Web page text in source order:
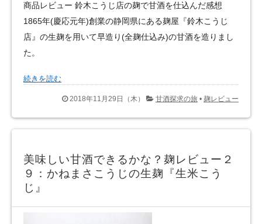
商品レビュー 鈴木こうじ店の麹で甘酒を仕込んだ感想
1865年(慶応元年)創業の静岡県にある麹屋『鈴木こうじ
店』の生麹を用いて早造り(全麹仕込み)の甘酒を造りまし
た。
続きを読む
2018年11月29日（木） 甘酒探求の旅 • 麹レビュー
美味しい甘酒できるかな？麹レビュー２
９：かねまさこうじの生麹『生米こう
じ』